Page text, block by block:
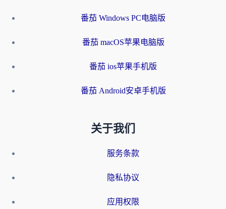
番茄 Windows PC电脑版
番茄 macOS苹果电脑版
番茄 ios苹果手机版
番茄 Android安卓手机版
关于我们
服务条款
隐私协议
应用权限